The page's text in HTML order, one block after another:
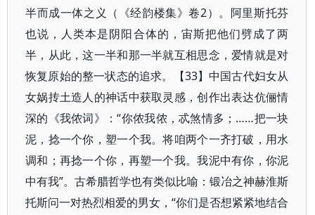
半而成一体之义（《经韵楼集》卷2）。阿里斯托芬
也说，人类本是阴阳合体的，宙斯把他们劈成了两
半，从此，这一半和那一半就互相思念，爱情就是对
恢复原始的整一状态的追求。【33】中国古代妇女从
女娲抟土造人的神话中获取灵感，创作出表达伉俪情
深的《我侬词》：“你侬我侬，忒煞情多；……把一块
泥，捻一个你，塑一个我。将咱两个一齐打破，用水
调和；再捻一个你，再塑一个我。我泥中有你，你泥
中有我”。古希腊哲学也有类似比喻：锻冶之神赫淮斯
托斯问一对热烈相爱的男女，“你们是否想紧紧地结合